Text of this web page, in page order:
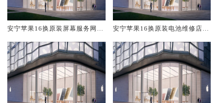
安宁苹果16换原装屏幕服务网点
安宁苹果16换原装电池维修店大